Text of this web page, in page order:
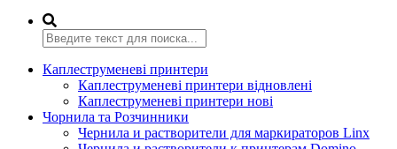
Каплеструменеві принтери
Каплеструменеві принтери відновлені
Каплеструменеві принтери нові
Чорнила та Розчинники
Чернила и растворители для маркираторов Linx